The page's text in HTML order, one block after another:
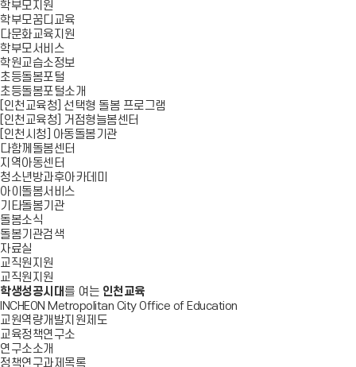
학부모지원
학부모꿈디교육
다문화교육지원
학부모서비스
학원교습소정보
초등돌봄포털
초등돌봄포털소개
[인천교육청] 선택형 돌봄 프로그램
[인천교육청] 거점형늘봄센터
[인천시청] 아동돌봄기관
다함께돌봄센터
지역아동센터
청소년방과후아카데미
아이돌봄서비스
기타돌봄기관
돌봄소식
돌봄기관검색
자료실
교직원지원
교직원지원
학생성공시대 를 여는 인천교육
INCHEON Metropolitan City Office of Education
교원역량개발지원제도
교육정책연구소
연구소소개
정책연구과제목록